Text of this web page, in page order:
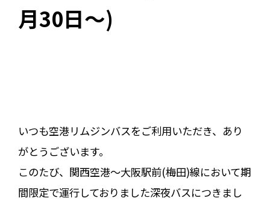
月30日～)
いつも空港リムジンバスをご利用いただき、あり
がとうございます。
このたび、関西空港～大阪駅前(梅田)線において期
間限定で運行しておりました深夜バスにつきまし